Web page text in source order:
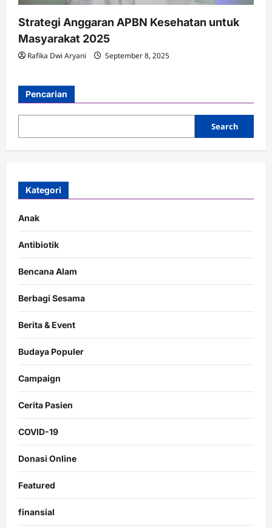
Strategi Anggaran APBN Kesehatan untuk
Masyarakat 2025
Rafika Dwi Aryani September 8, 2025
Pencarian
Search
Kategori
Anak
Antibiotik
Bencana Alam
Berbagi Sesama
Berita & Event
Budaya Populer
Campaign
Cerita Pasien
COVID-19
Donasi Online
Featured
finansial